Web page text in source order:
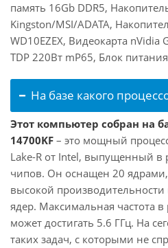
память 16Gb DDR5,
Kingston/MSI/ADATA,
WD10EZEX, Видеокарта nVidia
TDP 220Вт mP65, Блок
На базе какого
Этот компьютер собран на
14700KF – это мощный
Lake-R от Intel, выпущенный в
чипов. Он оснащен 20
высокой
ядер. Максимальная частота
может достигать 5.6 ГГц. На
таких задач, с которыми не